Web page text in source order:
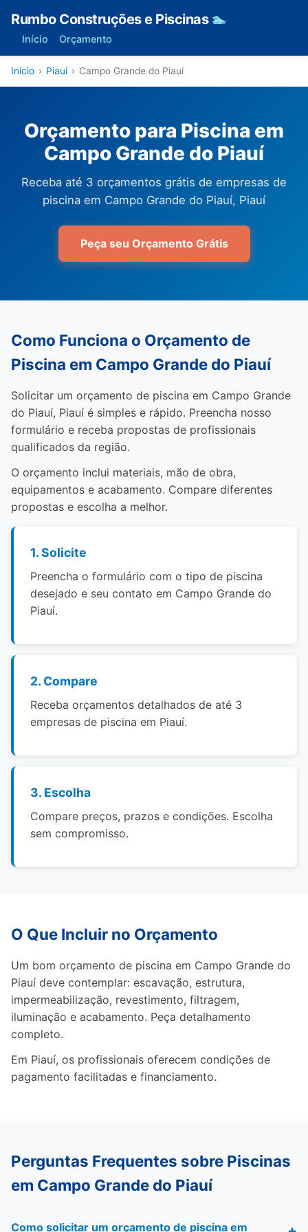
Rumbo Construções e Piscinas 🏊
Início Orçamento
Início › Piauí › Campo Grande do Piauí
Orçamento para Piscina em
Campo Grande do Piauí
Receba até 3 orçamentos grátis de empresas de
piscina em Campo Grande do Piauí, Piauí
Peça seu Orçamento Grátis
Como Funciona o Orçamento de
Piscina em Campo Grande do Piauí
Solicitar um orçamento de piscina em Campo Grande
do Piauí, Piauí é simples e rápido. Preencha nosso
formulário e receba propostas de profissionais
qualificados da região.
O orçamento inclui materiais, mão de obra,
equipamentos e acabamento. Compare diferentes
propostas e escolha a melhor.
1. Solicite
Preencha o formulário com o tipo de piscina
desejado e seu contato em Campo Grande do
Piauí.
2. Compare
Receba orçamentos detalhados de até 3
empresas de piscina em Piauí.
3. Escolha
Compare preços, prazos e condições. Escolha
sem compromisso.
O Que Incluir no Orçamento
Um bom orçamento de piscina em Campo Grande do
Piauí deve contemplar: escavação, estrutura,
impermeabilização, revestimento, filtragem,
iluminação e acabamento. Peça detalhamento
completo.
Em Piauí, os profissionais oferecem condições de
pagamento facilitadas e financiamento.
Perguntas Frequentes sobre Piscinas
em Campo Grande do Piauí
Como solicitar um orçamento de piscina em